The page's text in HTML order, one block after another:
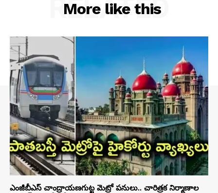
More like this
RELATED
ఎంజీబీఎస్ చాంద్రాయణగుట్ట మెట్రో పనులు.. చారిత్రక నిర్మాణాల